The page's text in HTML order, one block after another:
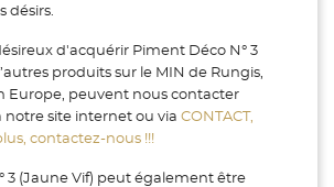
désirs.
d'acquérir Piment Déco N° 3
produits sur le MIN de Rungis,
Europe, peuvent nous contacter
site internet ou via CONTACT,
contactez-nous !!!
3 (Jaune Vif) peut également être